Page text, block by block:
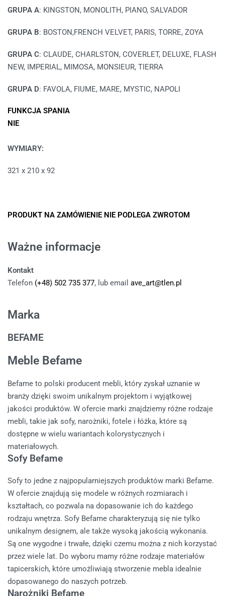
GRUPA A: KINGSTON, MONOLITH, PIANO, SALVADOR
GRUPA B: BOSTON,FRENCH VELVET, PARIS, TORRE, ZOYA
GRUPA C: CLAUDE, CHARLSTON, COVERLET, DELUXE, FLASH
NEW, IMPERIAL, MIMOSA, MONSIEUR, TIERRA
GRUPA D: FAVOLA, FIUME, MARE, MYSTIC, NAPOLI
FUNKCJA SPANIA
NIE
WYMIARY:
321 x 210 x 92
PRODUKT NA ZAMÓWIENIE NIE PODLEGA ZWROTOM
Ważne informacje
Kontakt
Telefon (+48) 502 735 377, lub email ave_art@tlen.pl
Marka
BEFAME
Meble Befame
Befame to polski producent mebli, który zyskał uznanie w
branży dzięki swoim unikalnym projektom i wyjątkowej
jakości produktów. W ofercie marki znajdziemy różne rodzaje
mebli, takie jak sofy, narożniki, fotele i łóżka, które są
dostępne w wielu wariantach kolorystycznych i
materiałowych.
Sofy Befame
Sofy to jedne z najpopularniejszych produktów marki Befame.
W ofercie znajdują się modele w różnych rozmiarach i
kształtach, co pozwala na dopasowanie ich do każdego
rodzaju wnętrza. Sofy Befame charakteryzują się nie tylko
unikalnym designem, ale także wysoką jakością wykonania.
Są one wygodne i trwałe, dzięki czemu można z nich korzystać
przez wiele lat. Do wyboru mamy różne rodzaje materiałów
tapicerskich, które umożliwiają stworzenie mebla idealnie
dopasowanego do naszych potrzeb.
Narożniki Befame